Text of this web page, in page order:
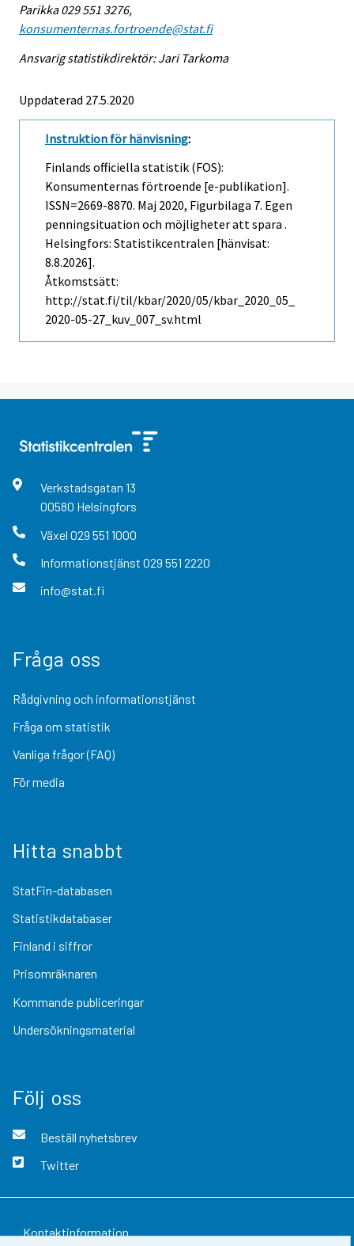
Parikka 029 551 3276,
konsumenternas.fortroende@stat.fi
Ansvarig statistikdirektör: Jari Tarkoma
Uppdaterad 27.5.2020
Instruktion för hänvisning:
Finlands officiella statistik (FOS):
Konsumenternas förtroende [e-publikation].
ISSN=2669-8870. Maj 2020, Figurbilaga 7. Egen
penningsituation och möjligheter att spara .
Helsingfors: Statistikcentralen [hänvisat:
8.8.2026].
Åtkomstsätt:
http://stat.fi/til/kbar/2020/05/kbar_2020_05_
2020-05-27_kuv_007_sv.html
Verkstadsgatan 13
00580 Helsingfors
Växel 029 551 1000
Informationstjänst 029 551 2220
info@stat.fi
Fråga oss
Rådgivning och informationstjänst
Fråga om statistik
Vanliga frågor (FAQ)
För media
Hitta snabbt
StatFin-databasen
Statistikdatabaser
Finland i siffror
Prisomräknaren
Kommande publiceringar
Undersökningsmaterial
Följ oss
Beställ nyhetsbrev
Twitter
Kontaktinformation